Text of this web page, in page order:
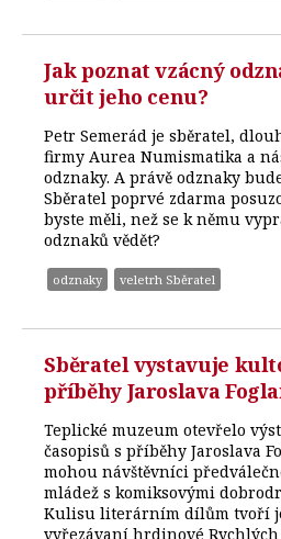
Jak poznat vzácný
určit jeho cenu?
Petr Semerád je sběratel,
firmy Aurea Numismatika a
odznaky. A právě odznaky
Sběratel poprvé zdarma
byste měli, než se k němu
odznaků vědět?
odznaky veletrh Sběratel
Sběratel vystavuje
příběhy Jaroslava
Teplické muzeum otevřelo
časopisů s příběhy Jaroslava
mohou návštěvníci
mládež s komiksovými
Kulisu literárním dílům tvoří
vyřezávaní hrdinové